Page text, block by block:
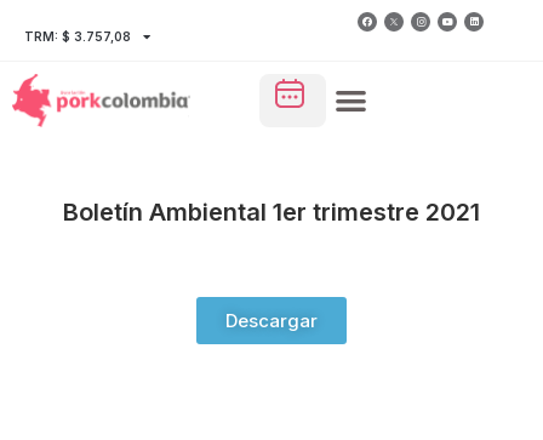
TRM: $ 3.757,08
Boletín Ambiental 1er trimestre 2021
Descargar